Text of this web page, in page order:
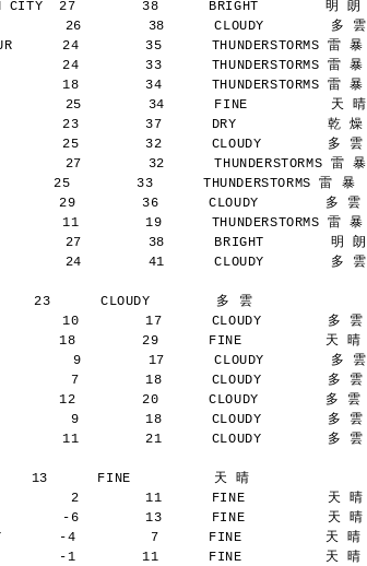
CITY  27        38      BRIGHT        明 朗
26        38      CLOUDY        多 雲
24        35      THUNDERSTORMS 雷 暴
24        33      THUNDERSTORMS 雷 暴
18        34      THUNDERSTORMS 雷 暴
25        34      FINE          天 晴
23        37      DRY           乾 燥
25        32      CLOUDY        多 雲
27        32      THUNDERSTORMS 雷 暴
25        33      THUNDERSTORMS 雷 暴
29        36      CLOUDY        多 雲
11        19      THUNDERSTORMS 雷 暴
27        38      BRIGHT        明 朗
24        41      CLOUDY        多 雲
23      CLOUDY        多 雲
10        17      CLOUDY        多 雲
18        29      FINE          天 晴
9        17      CLOUDY        多 雲
7        18      CLOUDY        多 雲
12        20      CLOUDY        多 雲
9        18      CLOUDY        多 雲
11        21      CLOUDY        多 雲
13      FINE          天 晴
2        11      FINE          天 晴
-6        13      FINE          天 晴
CITY       -4         7      FINE          天 晴
-1        11      FINE          天 晴